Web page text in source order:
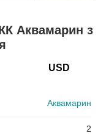
Аквамарин з
Аквамарин
2